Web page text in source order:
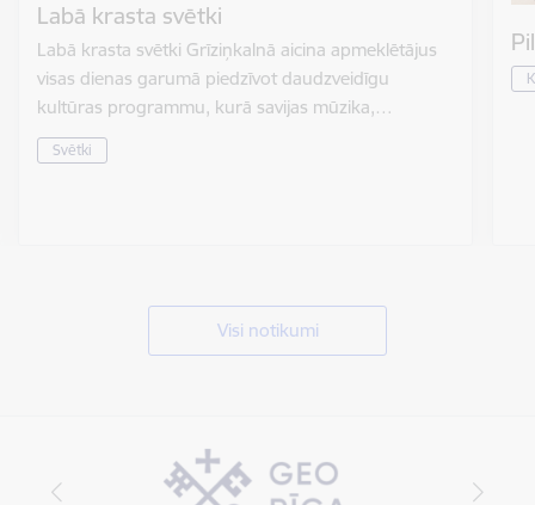
Labā krasta svētki
Labā krasta svētki Grīziņkalnā aicina apmeklētājus
visas dienas garumā piedzīvot daudzveidīgu
kultūras programmu, kurā savijas mūzika,…
Svētki
Visi notikumi